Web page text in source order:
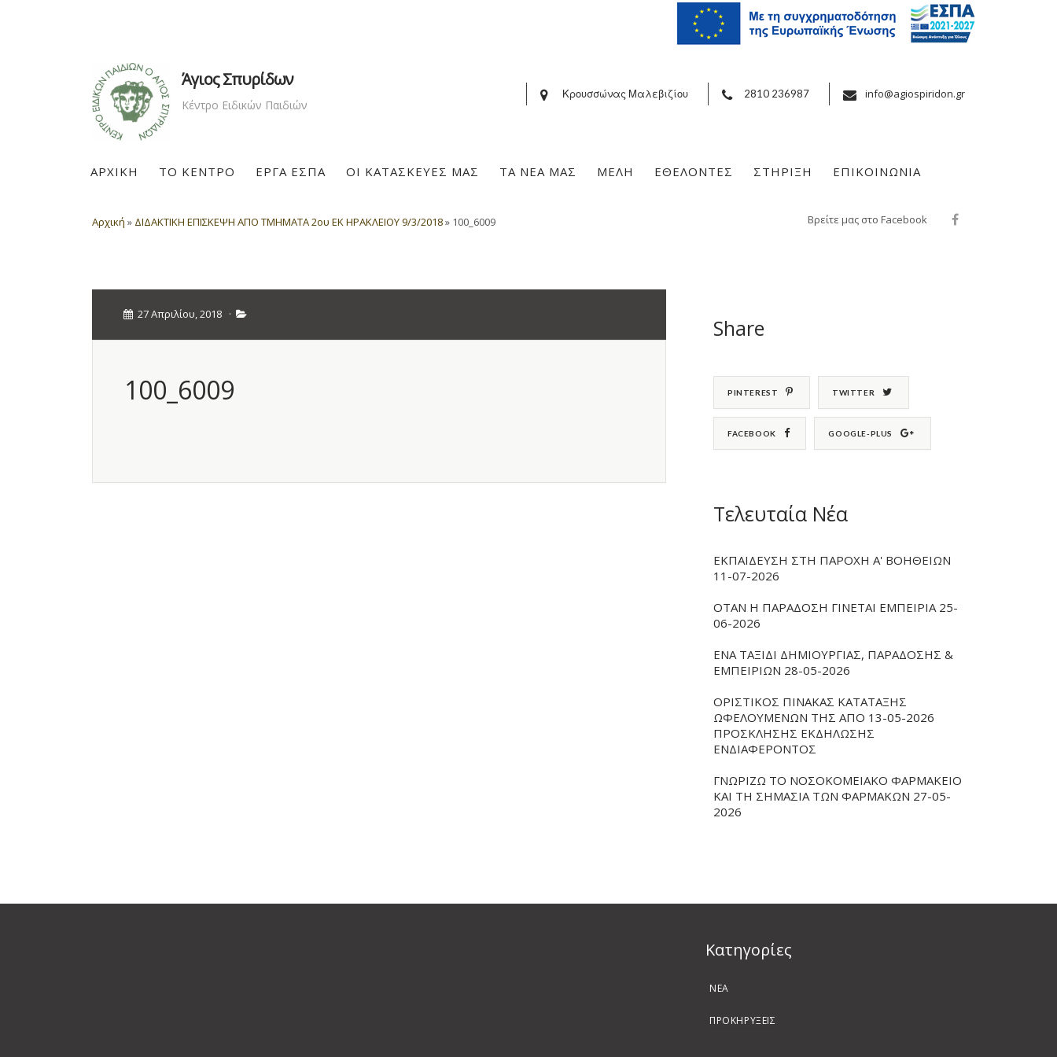
Άγιος Σπυρίδων
Κέντρο Ειδικών Παιδιών
Κρουσσώνας Μαλεβιζίου 2810 236987 info@agiospiridon.gr
ΑΡΧΙΚΗ ΤΟ ΚΕΝΤΡΟ ΕΡΓΑ ΕΣΠΑ ΟΙ ΚΑΤΑΣΚΕΥΕΣ ΜΑΣ ΤΑ ΝΕΑ ΜΑΣ ΜΕΛΗ ΕΘΕΛΟΝΤΕΣ ΣΤΗΡΙΞΗ ΕΠΙΚΟΙΝΩΝΙΑ
Αρχική » ΔΙΔΑΚΤΙΚΗ ΕΠΙΣΚΕΨΗ ΑΠΟ ΤΜΗΜΑΤΑ 2ου ΕΚ ΗΡΑΚΛΕΙΟΥ 9/3/2018» 100_6009 Βρείτε μας στο Facebook
27 Απριλίου, 2018 ·
100_6009
Share
PINTEREST TWITTER
FACEBOOK GOOGLE-PLUS
Τελευταία Νέα
ΕΚΠΑΙΔΕΥΣΗ ΣΤΗ ΠΑΡΟΧΗ Α' ΒΟΗΘΕΙΩΝ
11-07-2026
ΟΤΑΝ Η ΠΑΡΑΔΟΣΗ ΓΙΝΕΤΑΙ ΕΜΠΕΙΡΙΑ 25-
06-2026
ΕΝΑ ΤΑΞΙΔΙ ΔΗΜΙΟΥΡΓΙΑΣ, ΠΑΡΑΔΟΣΗΣ &
ΕΜΠΕΙΡΙΩΝ 28-05-2026
ΟΡΙΣΤΙΚΟΣ ΠΙΝΑΚΑΣ ΚΑΤΑΤΑΞΗΣ
ΩΦΕΛΟΥΜΕΝΩΝ ΤΗΣ ΑΠΟ 13-05-2026
ΠΡΟΣΚΛΗΣΗΣ ΕΚΔΗΛΩΣΗΣ
ΕΝΔΙΑΦΕΡΟΝΤΟΣ
ΓΝΩΡΙΖΩ ΤΟ ΝΟΣΟΚΟΜΕΙΑΚΟ ΦΑΡΜΑΚΕΙΟ
ΚΑΙ ΤΗ ΣΗΜΑΣΙΑ ΤΩΝ ΦΑΡΜΑΚΩΝ 27-05-
2026
Kατηγορίες
ΝΕΑ
ΠΡΟΚΗΡΥΞΕΙΣ